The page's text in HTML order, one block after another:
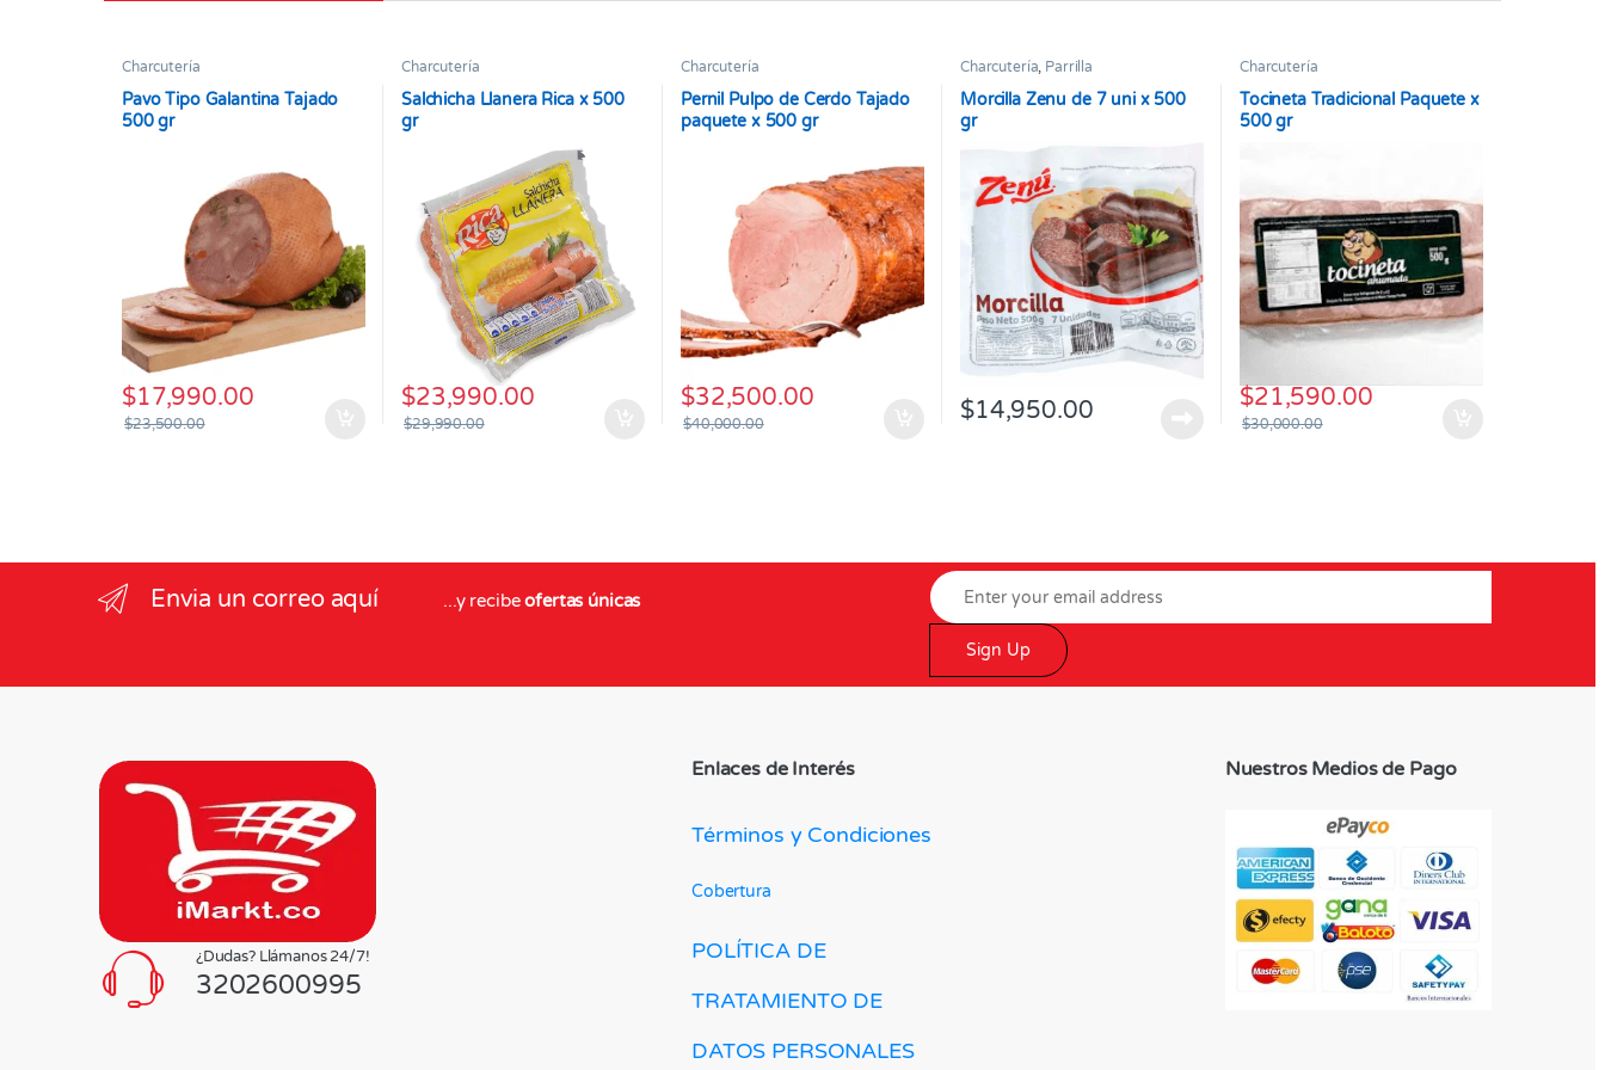
Charcutería
Pavo Tipo Galantina Tajado
500 gr
$17,990.00
$23,500.00
Charcutería
Salchicha Llanera Rica x 500
gr
$23,990.00
$29,990.00
Charcutería
Pernil Pulpo de Cerdo Tajado
paquete x 500 gr
$32,500.00
$40,000.00
Charcutería, Parrilla
Morcilla Zenu de 7 uni x 500
gr
$14,950.00
Charcutería
Tocineta Tradicional Paquete x
500 gr
$21,590.00
$30,000.00
Envia un correo aquí ...y recibeofertas únicas
Sign Up
¿Dudas? Llámanos 24/7!
3202600995
Enlaces de Interés
Términos y Condiciones
Cobertura
POLÍTICA DE
TRATAMIENTO DE
DATOS PERSONALES
Nuestros Medios de Pago